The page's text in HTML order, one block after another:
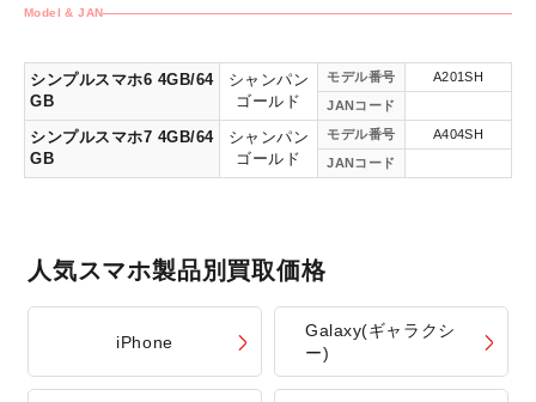
Model & JAN
シンプルスマホ6 4GB/64
GB
シャンパン
ゴールド
モデル番号
A201SH
JANコード
シンプルスマホ7 4GB/64
GB
シャンパン
ゴールド
モデル番号
A404SH
JANコード
人気スマホ製品別買取価格
iPhone
Galaxy(ギャラクシ
ー)